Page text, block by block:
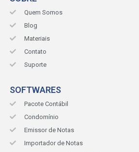
Quem Somos
Blog
Materiais
Contato
Suporte
SOFTWARES
Pacote Contábil
Condomínio
Emissor de Notas
Importador de Notas